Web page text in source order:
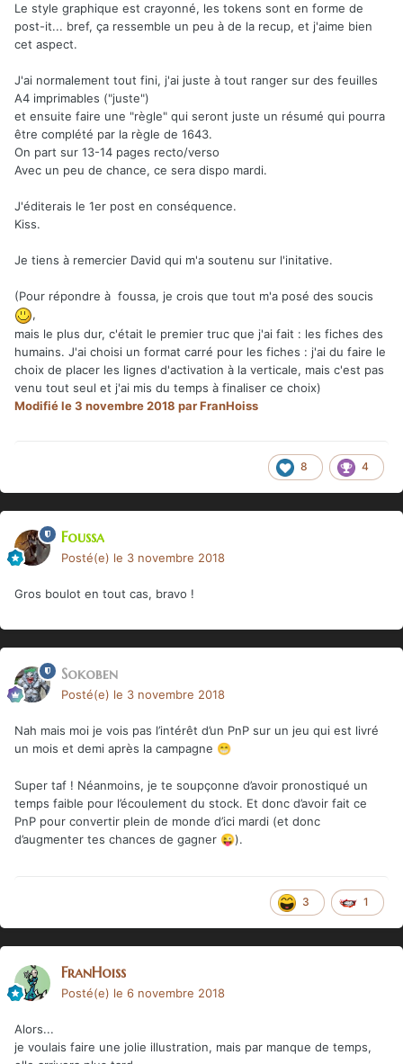
Le style graphique est crayonné, les tokens sont en forme de
post-it... bref, ça ressemble un peu à de la recup, et j'aime bien
cet aspect.
J'ai normalement tout fini, j'ai juste à tout ranger sur des feuilles
A4 imprimables ("juste")
et ensuite faire une "règle" qui seront juste un résumé qui pourra
être complété par la règle de 1643.
On part sur 13-14 pages recto/verso
Avec un peu de chance, ce sera dispo mardi.
J'éditerais le 1er post en conséquence.
Kiss.
Je tiens à remercier David qui m'a soutenu sur l'initative.
(Pour répondre à foussa, je crois que tout m'a posé des soucis
,
mais le plus dur, c'était le premier truc que j'ai fait : les fiches des
humains. J'ai choisi un format carré pour les fiches : j'ai du faire le
choix de placer les lignes d'activation à la verticale, mais c'est pas
venu tout seul et j'ai mis du temps à finaliser ce choix)
Modifiéle 3 novembre 2018 par FranHoiss
8 4
Foussa
Posté(e) le 3 novembre 2018
Gros boulot en tout cas, bravo !
Sokoben
Posté(e) le 3 novembre 2018
Nah mais moi je vois pas l’intérêt d’un PnP sur un jeu qui est livré
un mois et demi après la campagne 😁
Super taf ! Néanmoins, je te soupçonne d’avoir pronostiqué un
temps faible pour l’écoulement du stock. Et donc d’avoir fait ce
PnP pour convertir plein de monde d’ici mardi (et donc
d’augmenter tes chances de gagner 😜).
3 1
FranHoiss
Posté(e) le 6 novembre 2018
Alors...
je voulais faire une jolie illustration, mais par manque de temps,